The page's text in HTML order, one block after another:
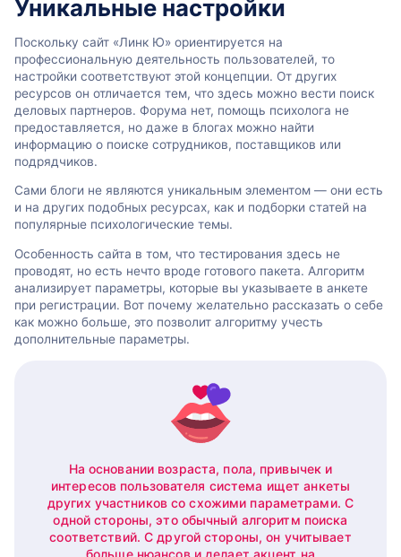
Уникальные настройки
Поскольку сайт «Линк Ю» ориентируется на
профессиональную деятельность пользователей, то
настройки соответствуют этой концепции. От других
ресурсов он отличается тем, что здесь можно вести поиск
деловых партнеров. Форума нет, помощь психолога не
предоставляется, но даже в блогах можно найти
информацию о поиске сотрудников, поставщиков или
подрядчиков.
Сами блоги не являются уникальным элементом — они есть
и на других подобных ресурсах, как и подборки статей на
популярные психологические темы.
Особенность сайта в том, что тестирования здесь не
проводят, но есть нечто вроде готового пакета. Алгоритм
анализирует параметры, которые вы указываете в анкете
при регистрации. Вот почему желательно рассказать о себе
как можно больше, это позволит алгоритму учесть
дополнительные параметры.
На основании возраста, пола, привычек и
интересов пользователя система ищет анкеты
других участников со схожими параметрами. С
одной стороны, это обычный алгоритм поиска
соответствий. С другой стороны, он учитывает
больше нюансов и делает акцент на